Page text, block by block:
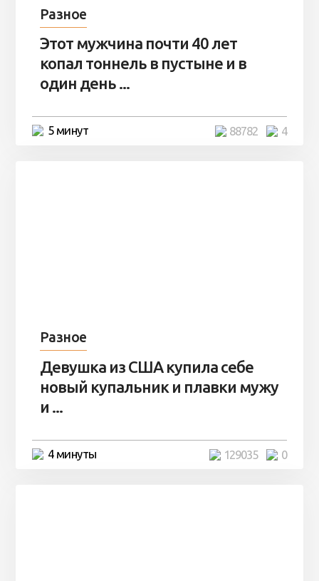
Разное
Этот мужчина почти 40 лет
копал тоннель в пустыне и в
один день ...
5 минут 4
88782
Разное
Девушка из США купила себе
новый купальник и плавки мужу
и ...
4 минуты 0
129035